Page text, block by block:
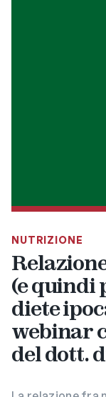
NUTRIZIONE
(e quindi
diete
webinar
del dott.